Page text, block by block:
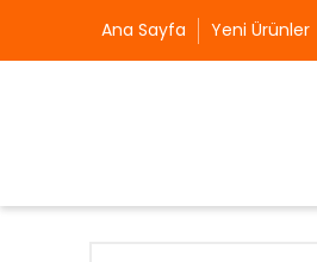
Ana Sayfa Yeni Ürünler